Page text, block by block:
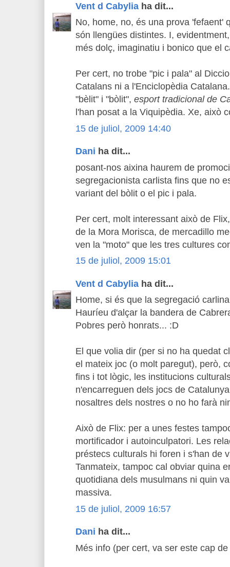
Vent d Cabylia ha dit...
No, home, no, és una prova 'fefaent'
són llengües distintes. I,
més dolç, imaginatiu i bonico que el
Per cert, no trobe "pic i pala" al
Catalans ni a l'Enciclopèdia
"bèlit" i "bòlit", esport tradicional de
l'han posat a la Viquipèdia. Xe, això
15 de juliol, 2009 14:40
Dani ha dit...
posant-nos aixina haurem de
segregacionista carlista fins que no
variant del bòlit o el pic i pala.
Per cert, molt interessant això de
de la Mora Morisca, de mercadillo
ven la "moto" que les tres cultures
15 de juliol, 2009 15:01
Vent d Cabylia ha dit...
Home, si és que la segregació
Hauríeu d'alçar la bandera de
Pobres però honrats... :D
El que volia dir (per si no ha quedat
el mateix joc (o molt paregut), però,
fins i tot lògic, les institucions
n'encarreguen dels jocs de
nosaltres dels nostres o no ho farà
Això de Flix: per a unes festes
mortificador i autoinculpatori. Les
préstecs culturals hi foren i s'han de
Tanmateix, tampoc cal obviar quina
quotidiana dels musulmans ni quin
massiva.
15 de juliol, 2009 16:57
Dani ha dit...
Més info (per cert, va ser este cap